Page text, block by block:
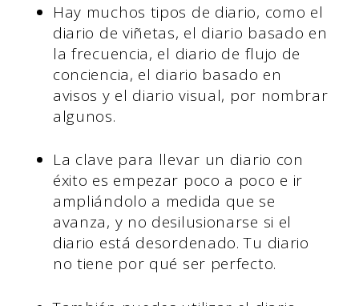
Hay muchos tipos de diario, como el
diario de viñetas, el diario basado en
la frecuencia, el diario de flujo de
conciencia, el diario basado en
avisos y el diario visual, por nombrar
algunos.
La clave para llevar un diario con
éxito es empezar poco a poco e ir
ampliándolo a medida que se
avanza, y no desilusionarse si el
diario está desordenado. Tu diario
no tiene por qué ser perfecto.